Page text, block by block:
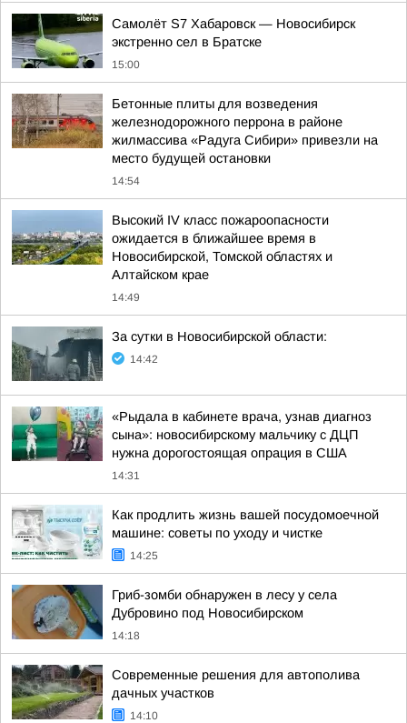
Самолёт S7 Хабаровск — Новосибирск
экстренно сел в Братске
15:00
Бетонные плиты для возведения
железнодорожного перрона в районе
жилмассива «Радуга Сибири» привезли на
место будущей остановки
14:54
Высокий IV класс пожароопасности
ожидается в ближайшее время в
Новосибирской, Томской областях и
Алтайском крае
14:49
За сутки в Новосибирской области:
14:42
«Рыдала в кабинете врача, узнав диагноз
сына»: новосибирскому мальчику с ДЦП
нужна дорогостоящая опрация в США
14:31
Как продлить жизнь вашей посудомоечной
машине: советы по уходу и чистке
14:25
Гриб-зомби обнаружен в лесу у села
Дубровино под Новосибирском
14:18
Современные решения для автополива
дачных участков
14:10